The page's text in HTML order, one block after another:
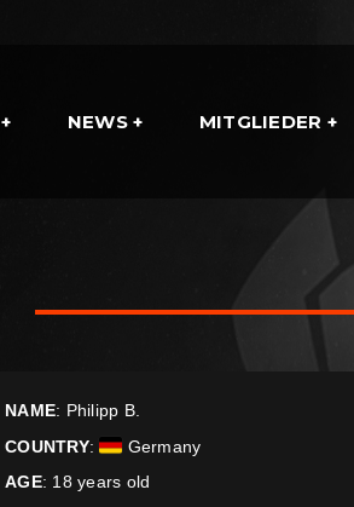
NEWS MITGLIEDER
NAME: Philipp B.
COUNTRY:
Germany
AGE: 18 years old